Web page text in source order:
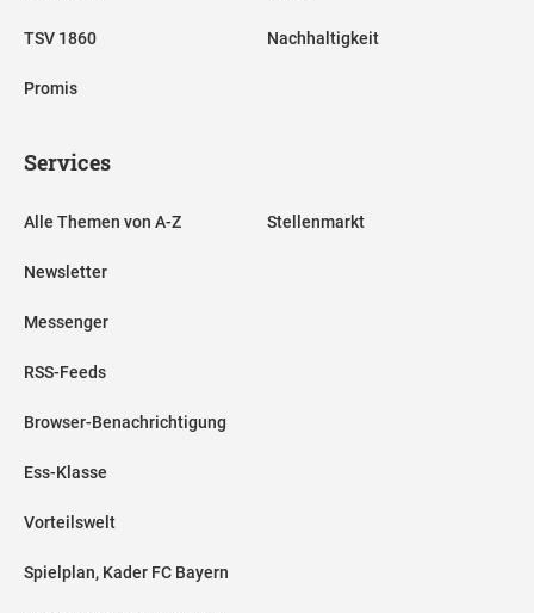
TSV 1860
Promis
Nachhaltigkeit
Services
Alle Themen von A-Z
Newsletter
Messenger
RSS-Feeds
Browser-Benachrichtigung
Ess-Klasse
Vorteilswelt
Spielplan, Kader FC Bayern
Stellenmarkt